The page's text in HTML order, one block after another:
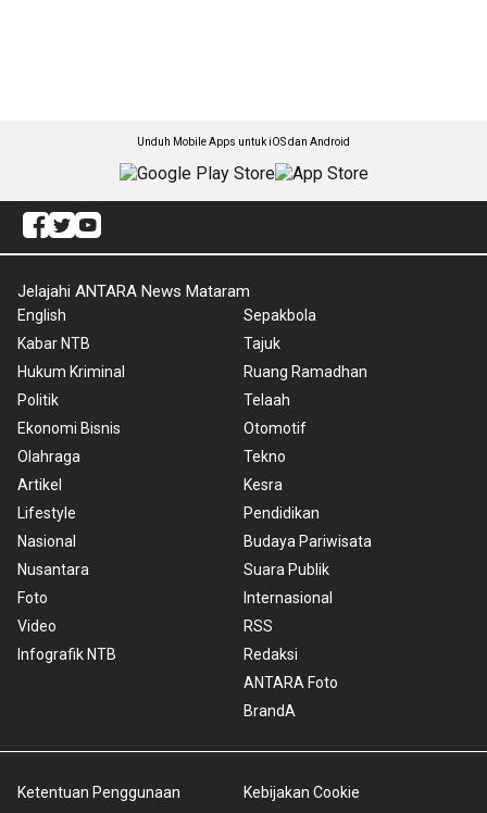
Unduh Mobile Apps untuk iOS dan Android
Jelajahi ANTARA News Mataram
English
Kabar NTB
Hukum Kriminal
Politik
Ekonomi Bisnis
Olahraga
Artikel
Lifestyle
Nasional
Nusantara
Foto
Video
Infografik NTB
Sepakbola
Tajuk
Ruang Ramadhan
Telaah
Otomotif
Tekno
Kesra
Pendidikan
Budaya Pariwisata
Suara Publik
Internasional
RSS
Redaksi
ANTARA Foto
BrandA
Ketentuan Penggunaan
Kebijakan Cookie